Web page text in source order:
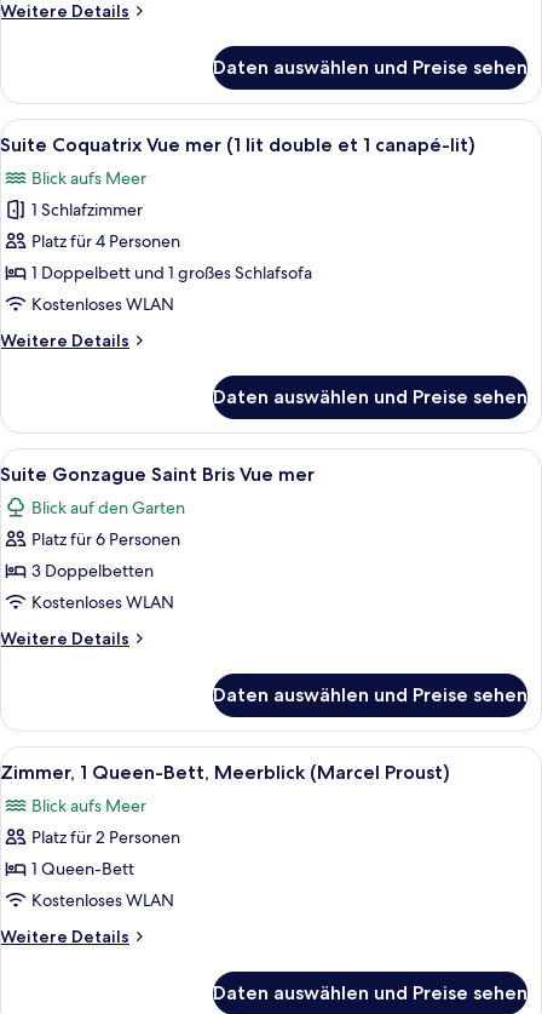
Weitere Details
Weitere
Zimmer,
Meerblick
Daten auswählen und Preise sehen
Alle
Fotos
für
Suite
Coquatrix
Vue
mer
lit
canapé-
lit)
anzeigen
Ein ordentlich bezogenes Bett mit
5
Suite Coquatrix Vue mer (1 lit double et 1 canapé-lit)
Blick aufs Meer
1 Schlafzimmer
Platz für 4 Personen
1 Doppelbett und 1 großes Schlafsofa
Kostenloses WLAN
Weitere Details
Weitere
Coquatrix
Vue
mer
lit
double
canapé-
Daten auswählen und Preise sehen
Alle
Fotos
für
Suite
Gonzague
Saint
Bris
Vue
anzeigen
Ein Hotelzimmer mit einem großen
4
Suite Gonzague Saint Bris Vue mer
Blick auf den Garten
Platz für 6 Personen
3 Doppelbetten
Kostenloses WLAN
Weitere Details
Weitere
Gonzague
Saint
Bris
mer
Daten auswählen und Preise sehen
Alle
Fotos
für
Zimmer,
1
Queen-
Bett,
Meerblick
Ein Hotelzimmer mit einem großen
8
Zimmer, 1 Queen-Bett, Meerblick (Marcel Proust)
Blick aufs Meer
Platz für 2 Personen
1 Queen-Bett
Kostenloses WLAN
Weitere Details
Weitere
Daten auswählen und Preise sehen